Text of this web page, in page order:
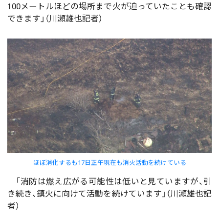
100メートルほどの場所まで火が迫っていたことも確認
できます」（川瀬雄也記者）
ほぼ消化するも17日正午現在も消火活動を続けている
「消防は燃え広がる可能性は低いと見ていますが、引
き続き、鎮火に向けて活動を続けています」（川瀬雄也記
者）